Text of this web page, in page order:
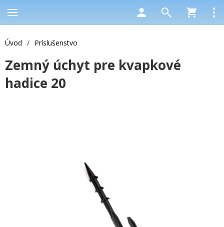
Úvod / Príslušenstvo
Zemný úchyt pre kvapkové
hadice 20